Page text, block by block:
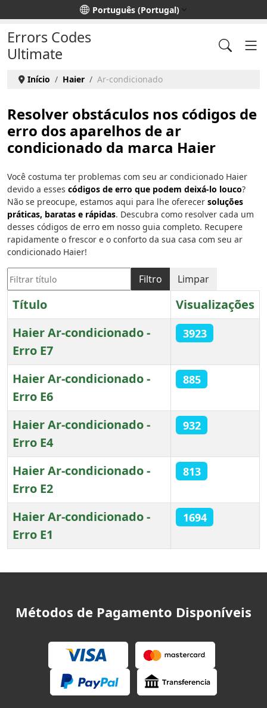
Escolha o seu idioma Português (Portugal)
Errors Codes
Ultimate
Início Haier Ar-condicionado
Resolver obstáculos nos códigos de
erro dos aparelhos de ar
condicionado da marca Haier
Você costuma ter problemas com seu ar condicionado Haier
devido a esses códigos de erro que podem deixá-lo louco?
Não se preocupe, estamos aqui para lhe oferecer soluções
práticas, baratas e rápidas. Descubra como resolver cada um
desses códigos de erro em nosso guia completo. Recupere
rapidamente o frescor e o conforto da sua casa com seu ar
condicionado Haier!
Filtrar título
Filtro Limpar
Título
Visualizações
Haier Ar-condicionado -
Erro E7
3923
Haier Ar-condicionado -
Erro E6
885
Haier Ar-condicionado -
Erro E4
932
Haier Ar-condicionado -
Erro E2
813
Haier Ar-condicionado -
Erro E1
1694
Métodos de Pagamento Disponíveis